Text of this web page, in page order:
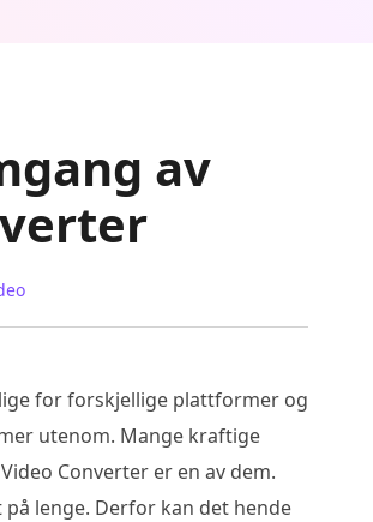
av
for forskjellige plattformer og
utenom. Mange kraftige
Converter er en av dem.
lenge. Derfor kan det hende